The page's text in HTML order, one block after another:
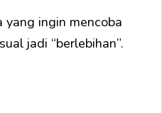
yang ingin mencoba
jadi “berlebihan”.